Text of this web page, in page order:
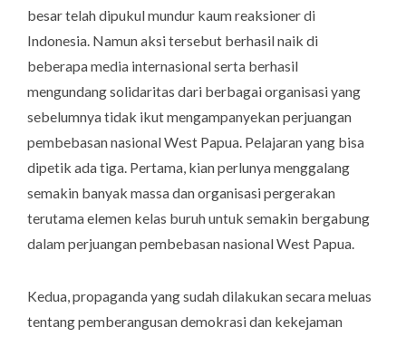
besar telah dipukul mundur kaum reaksioner di
Indonesia. Namun aksi tersebut berhasil naik di
beberapa media internasional serta berhasil
mengundang solidaritas dari berbagai organisasi yang
sebelumnya tidak ikut mengampanyekan perjuangan
pembebasan nasional West Papua. Pelajaran yang bisa
dipetik ada tiga. Pertama, kian perlunya menggalang
semakin banyak massa dan organisasi pergerakan
terutama elemen kelas buruh untuk semakin bergabung
dalam perjuangan pembebasan nasional West Papua.
Kedua, propaganda yang sudah dilakukan secara meluas
tentang pemberangusan demokrasi dan kekejaman